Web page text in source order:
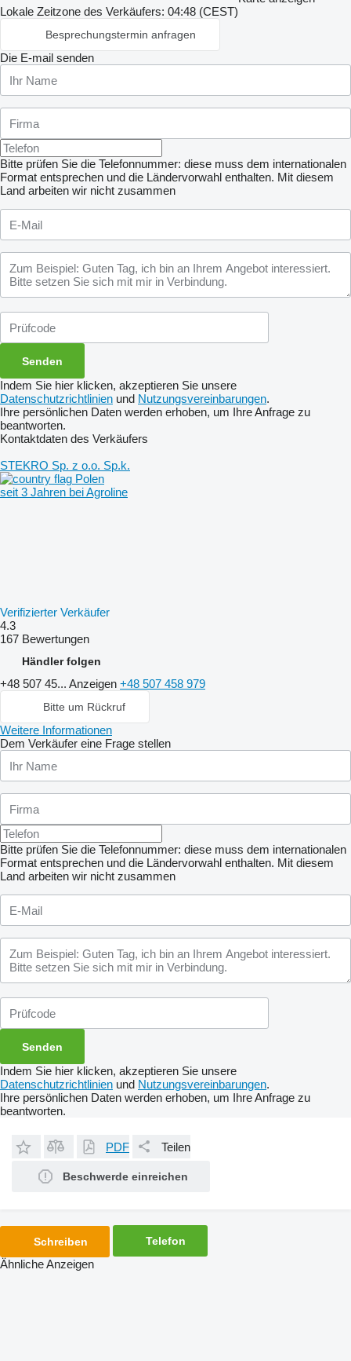
Lokale Zeitzone des Verkäufers: 04:48 (CEST)
Besprechungstermin anfragen
Die E-mail senden
Bitte prüfen Sie die Telefonnummer: diese muss dem internationalen
Format entsprechen und die Ländervorwahl enthalten. Mit diesem
Land arbeiten wir nicht zusammen
Indem Sie hier klicken, akzeptieren Sie unsere
Datenschutzrichtlinien und Nutzungsvereinbarungen.
Ihre persönlichen Daten werden erhoben, um Ihre Anfrage zu
beantworten.
Kontaktdaten des Verkäufers
STEKRO Sp. z o.o. Sp.k.
Polen
seit 3 Jahren bei Agroline
Verifizierter Verkäufer
4.3
167 Bewertungen
Händler folgen
+48 507 45... Anzeigen +48 507 458 979
Bitte um Rückruf
Weitere Informationen
Dem Verkäufer eine Frage stellen
Bitte prüfen Sie die Telefonnummer: diese muss dem internationalen
Format entsprechen und die Ländervorwahl enthalten. Mit diesem
Land arbeiten wir nicht zusammen
Indem Sie hier klicken, akzeptieren Sie unsere
Datenschutzrichtlinien und Nutzungsvereinbarungen.
Ihre persönlichen Daten werden erhoben, um Ihre Anfrage zu
beantworten.
PDF Teilen
Beschwerde einreichen
Schreiben Telefon
Ähnliche Anzeigen